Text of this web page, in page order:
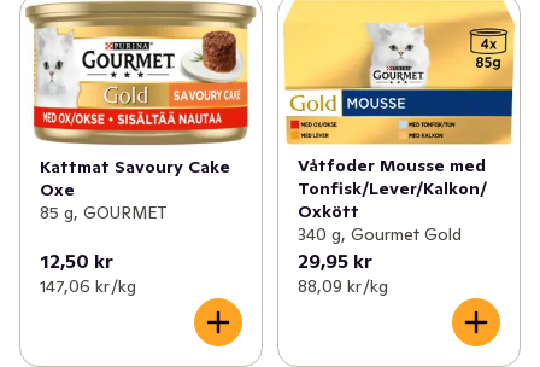
Kattmat Savoury Cake
Oxe
85 g, GOURMET
12,50 kr
147,06 kr /kg
Våtfoder Mousse med
Tonfisk/Lever/Kalkon/
Oxkött
340 g, Gourmet Gold
29,95 kr
88,09 kr /kg